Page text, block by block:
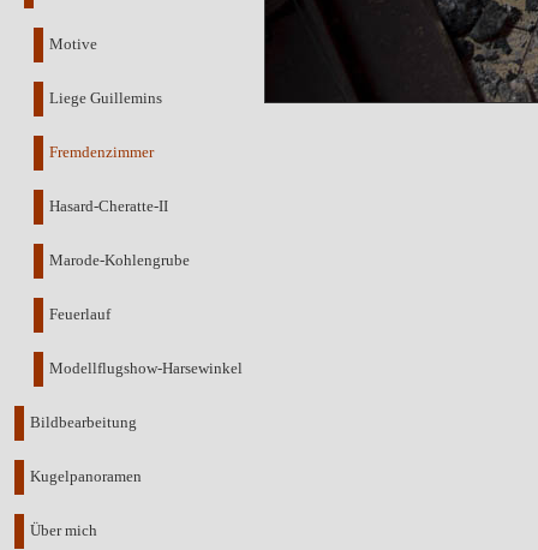
Motive
Liege Guillemins
Fremdenzimmer
Hasard-Cheratte-II
Marode-Kohlengrube
Feuerlauf
Modellflugshow-Harsewinkel
Bildbearbeitung
Kugelpanoramen
Über mich